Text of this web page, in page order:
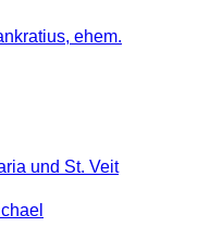
ehem.
und St. Veit